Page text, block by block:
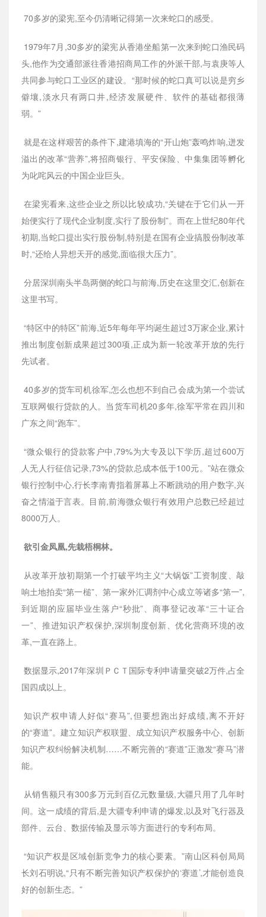
70多岁的梁宪,至今仍清晰记得第一次来蛇口的感受。
1979年7月,30多岁的梁宪从香港坐船第一次来到蛇口渔民码
头,他作为交通部派往香港招商局工作的外派干部,与袁庚等人
共同参与蛇口工业区的建设。“那时候的蛇口真可以说是穷乡
僻壤,淡水只有两口井,经济发展硬件、软件的基础都很薄
弱。”
就是在这样艰苦的条件下,建港填海的“开山炮”轰鸣炸响,迸发
溢出的改革“营养”,将招商银行、平安保险、中集集团等孵化
为叱咤风云的中国企业巨头。
在梁宪看来,这些企业之所以比较成功,“关键在于它们从一开
始便实行了现代企业制度,实行了股份制”。而在上世纪80年代
初期,当蛇口提出实行股份制,特别是在国有企业搞股份制改革
时,“还给人异想天开的感觉,面临很大压力”。
分居深圳南头半岛两侧的蛇口与前海,历史在这里交汇,创新在
这里书写。
“特区中的特区”前海,近5年每年平均诞生超过3万家企业,累计
推出制度创新成果超过300项,正成为新一轮改革开放的先行
先试者。
40多岁的货车司机徐军,怎么也想不到自己会成为第一个尝试
互联网银行贷款的人。当货车司机20多年,徐军平常在四川和
广东之间“跑车”。
“微众银行的贷款客户中,79%为大专及以下学历,超过600万
人无人行征信记录,73%的贷款总成本低于100元。”站在微众
银行控制中心,行长李南青指着屏幕上不断跳动的用户数字,兴
奋之情溢于言表。目前,前海微众银行有效用户总数已经超过
8000万人。
欲引金凤凰,先栽梧桐林。
从改革开放初期第一个打破平均主义“大锅饭”工资制度、敲
响土地拍卖“第一槌”、第一家外汇调剂中心成立等诸多“第一”,
到近期的应届毕业生落户“秒批”、商事登记改革“三十证合
一”、推进知识产权保护,深圳制度创新、优化营商环境的改
革,一直在路上。
数据显示,2017年深圳ＰＣＴ国际专利申请量突破2万件,占全
国四成以上。
知识产权申请人好似“赛马”,但要想跑出好成绩,离不开好
的“赛道”。建立知识产权联盟、成立知识产权服务中心、创新
知识产权纠纷解决机制……不断完善的“赛道”正激发“赛马”潜
能。
从销售额只有300多万元到百亿元数量级,大疆只用了几年时
间。这一成绩的背后,是大疆专利申请的爆发,以及对飞行器及
部件、云台、数据传输及显示等方面进行的专利布局。
“知识产权是区域创新竞争力的核心要素。”南山区科创局局
长刘石明说,“只有不断完善知识产权保护的‘赛道’,才能创造良
好的创新生态。”